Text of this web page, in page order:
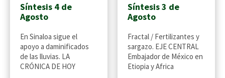
Síntesis 4 de
Agosto
En Sinaloa sigue el
apoyo a daminificados
de las lluvias. LA
CRÓNICA DE HOY
Síntesis 3 de
Agosto
Fractal / Fertilizantes y
sargazo. EJE CENTRAL
Embajador de México en
Etiopia y Africa